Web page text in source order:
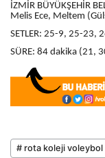
İZMİR BÜYÜKŞEHİR
Melis Ece, Meltem
SETLER: 25-9, 25-23,
SÜRE: 84 dakika (21,
# rota koleji voleybol